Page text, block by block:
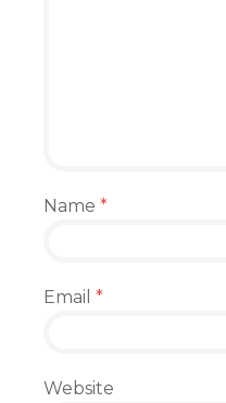
Name *
Email *
Website